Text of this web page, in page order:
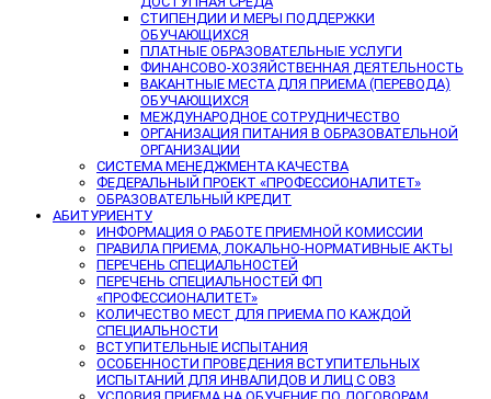
СТИПЕНДИИ И МЕРЫ ПОДДЕРЖКИ
ОБУЧАЮЩИХСЯ
ПЛАТНЫЕ ОБРАЗОВАТЕЛЬНЫЕ УСЛУГИ
ФИНАНСОВО-ХОЗЯЙСТВЕННАЯ ДЕЯТЕЛЬНОСТЬ
ВАКАНТНЫЕ МЕСТА ДЛЯ ПРИЕМА (ПЕРЕВОДА)
ОБУЧАЮЩИХСЯ
МЕЖДУНАРОДНОЕ СОТРУДНИЧЕСТВО
ОРГАНИЗАЦИЯ ПИТАНИЯ В ОБРАЗОВАТЕЛЬНОЙ
ОРГАНИЗАЦИИ
СИСТЕМА МЕНЕДЖМЕНТА КАЧЕСТВА
ФЕДЕРАЛЬНЫЙ ПРОЕКТ «ПРОФЕССИОНАЛИТЕТ»
ОБРАЗОВАТЕЛЬНЫЙ КРЕДИТ
АБИТУРИЕНТУ
ИНФОРМАЦИЯ О РАБОТЕ ПРИЕМНОЙ КОМИССИИ
ПРАВИЛА ПРИЕМА, ЛОКАЛЬНО-НОРМАТИВНЫЕ АКТЫ
ПЕРЕЧЕНЬ СПЕЦИАЛЬНОСТЕЙ
ПЕРЕЧЕНЬ СПЕЦИАЛЬНОСТЕЙ ФП
«ПРОФЕССИОНАЛИТЕТ»
КОЛИЧЕСТВО МЕСТ ДЛЯ ПРИЕМА ПО КАЖДОЙ
СПЕЦИАЛЬНОСТИ
ВСТУПИТЕЛЬНЫЕ ИСПЫТАНИЯ
ОСОБЕННОСТИ ПРОВЕДЕНИЯ ВСТУПИТЕЛЬНЫХ
ИСПЫТАНИЙ ДЛЯ ИНВАЛИДОВ И ЛИЦ С ОВЗ